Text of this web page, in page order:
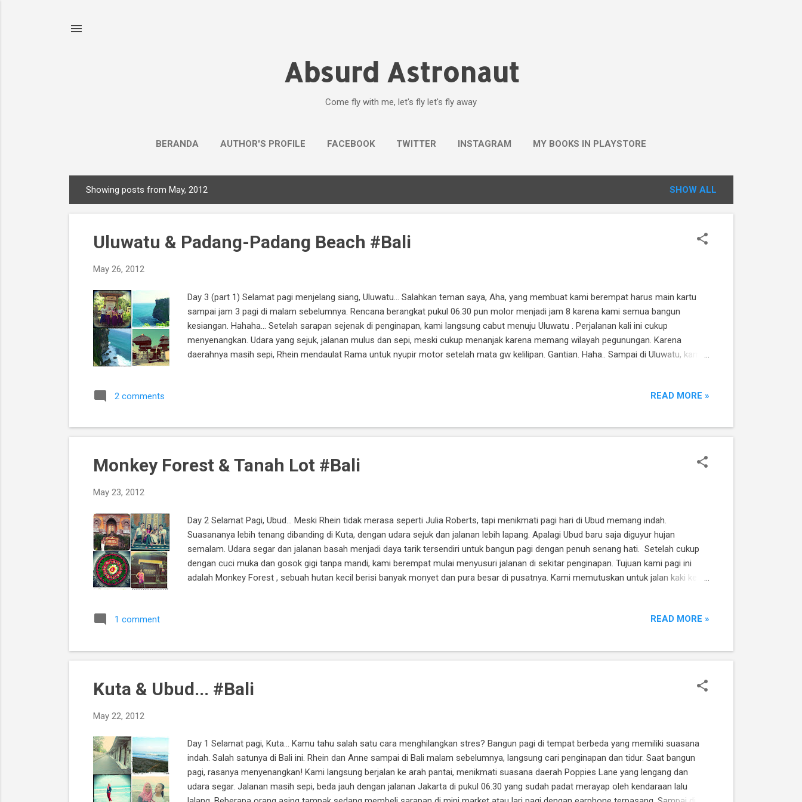
Absurd Astronaut
Come fly with me, let's fly let's fly away
BERANDA AUTHOR'S PROFILE FACEBOOK TWITTER INSTAGRAM MY BOOKS IN PLAYSTORE
o
Showing posts from May, 2012 SHOW ALL
Uluwatu & Padang-Padang Beach #Bali
May 26, 2012
Day 3 (part 1) Selamat pagi menjelang siang, Uluwatu... Salahkan teman saya, Aha, yang membuat kami berempat harus main kartu
sampai jam 3 pagi di malam sebelumnya. Rencana berangkat pukul 06.30 pun molor menjadi jam 8 karena kami semua bangun
kesiangan. Hahaha... Setelah sarapan sejenak di penginapan, kami langsung cabut menuju Uluwatu . Perjalanan kali ini cukup
menyenangkan. Udara yang sejuk, jalanan mulus dan sepi, meski cukup menanjak karena memang wilayah pegunungan. Karena
daerahnya masih sepi, Rhein mendaulat Rama untuk nyupir motor setelah mata gw kelilipan. Gantian. Haha.. Sampai di Uluwatu, kami
masuk ke dalam kompleks juga kami diperingati bahwa ada banyak monyet jahil di dalam sana. Mereka suka merebut da...
2 comments READ MORE »
Monkey Forest & Tanah Lot #Bali
May 23, 2012
Day 2 Selamat Pagi, Ubud... Meski Rhein tidak merasa seperti Julia Roberts, tapi menikmati pagi hari di Ubud memang indah.
Suasananya lebih tenang dibanding di Kuta, dengan udara sejuk dan jalanan lebih lapang. Apalagi Ubud baru saja diguyur hujan
semalam. Udara segar dan jalanan basah menjadi daya tarik tersendiri untuk bangun pagi dengan penuh senang hati. Setelah cukup
dengan cuci muka dan gosok gigi tanpa mandi, kami berempat mulai menyusuri jalanan di sekitar penginapan. Tujuan kami pagi ini
adalah Monkey Forest , sebuah hutan kecil berisi banyak monyet dan pura besar di pusatnya. Kami memutuskan untuk jalan kaki ke
1 comment READ MORE »
Kuta & Ubud... #Bali
May 22, 2012
Day 1 Selamat pagi, Kuta... Kamu tahu salah satu cara menghilangkan stres? Bangun pagi di tempat berbeda yang memiliki suasana
indah. Salah satunya di Bali ini. Rhein dan Anne sampai di Bali malam sebelumnya, langsung cari penginapan dan tidur. Saat bangun
pagi, rasanya menyenangkan! Kami langsung berjalan ke arah pantai, menikmati suasana daerah Poppies Lane yang lengang dan
udara segar. Jalanan masih sepi, beda jauh dengan jalanan Jakarta di pukul 06.30 yang sudah padat merayap oleh kendaraan lalu